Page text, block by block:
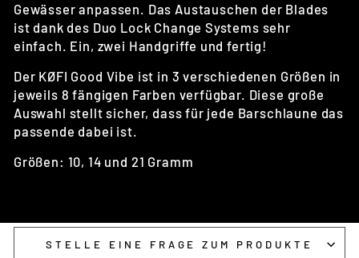
Gewässer anpassen. Das Austauschen der Blades
ist dank des Duo Lock Change Systems sehr
einfach. Ein, zwei Handgriffe und fertig!
Der KØFI Good Vibe ist in 3 verschiedenen Größen in
jeweils 8 fängigen Farben verfügbar. Diese große
Auswahl stellt sicher, dass für jede Barschlaune das
passende dabei ist.
Größen: 10, 14 und 21 Gramm
STELLE EINE FRAGE ZUM PRODUKTE